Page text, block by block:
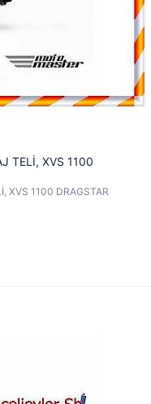
TELİ, XVS 1100
XVS 1100 DRAGSTAR